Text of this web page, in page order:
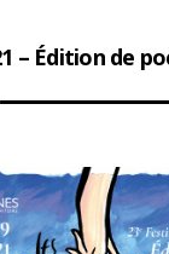
– Édition de